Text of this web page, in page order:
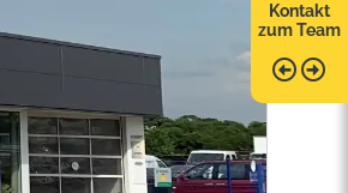
Kontakt
zum Team